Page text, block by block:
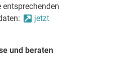
jetzt
und beraten